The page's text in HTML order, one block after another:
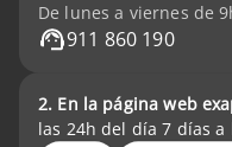
De lunes a viernes de
911 860 190
2. En la página web
las 24h del día 7 días a